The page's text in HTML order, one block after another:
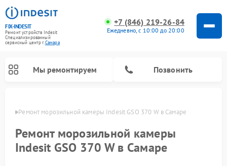
FIX-INDESIT
Ремонт устройств Indesit
Специализированный
cервисный центр г.Самара
+7 (846) 219-26-84
Ежедневно, с 10:00 до 20:00
Мы ремонтируем Позвонить
Ремонт морозильной камеры Indesit GSO 370 W в Самаре
Ремонт морозильной камеры
Indesit GSO 370 W в Самаре